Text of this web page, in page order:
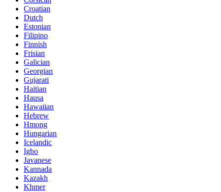
Croatian
Dutch
Estonian
Filipino
Finnish
Frisian
Galician
Georgian
Gujarati
Haitian
Hausa
Hawaiian
Hebrew
Hmong
Hungarian
Icelandic
Igbo
Javanese
Kannada
Kazakh
Khmer